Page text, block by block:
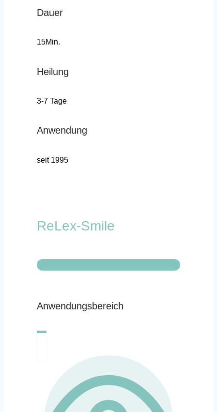
Dauer
15Min.
Heilung
3-7 Tage
Anwendung
seit 1995
ReLex-Smile
Anwendungsbereich